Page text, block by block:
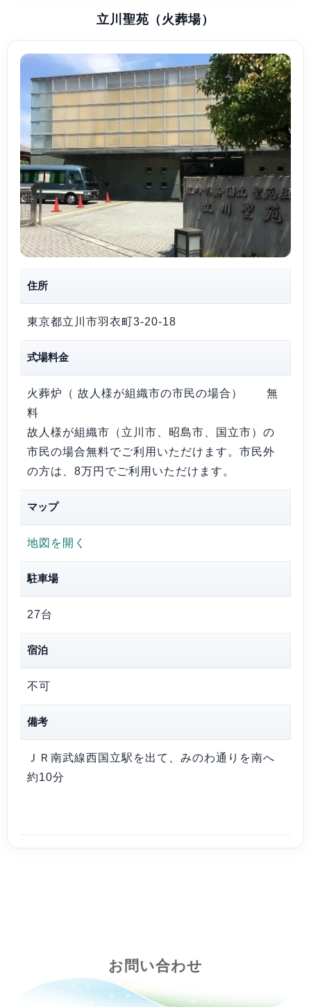
立川聖苑（火葬場）
住所
東京都立川市羽衣町3-20-18
式場料金
火葬炉（ 故人様が組織市の市民の場合）
無
料
故人様が組織市（立川市、昭島市、国立市）の
市民の場合無料でご利用いただけます。市民外
の方は、8万円でご利用いただけます。
マップ
地図を開く
駐車場
27台
宿泊
不可
備考
ＪＲ南武線西国立駅を出て、みのわ通りを南へ
約10分
お問い合わせ